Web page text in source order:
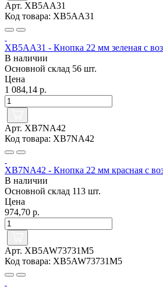
Арт. XB5AA31
Код товара: XB5AA31
XB5AA31 - Кнопка 22 мм зеленая с
В наличии
Основной склад 56 шт.
Цена
1 084,14 р.
Арт. XB7NA42
Код товара: XB7NA42
XB7NA42 - Кнопка 22 мм красная с
В наличии
Основной склад 113 шт.
Цена
974,70 р.
Арт. XB5AW73731M5
Код товара: XB5AW73731M5